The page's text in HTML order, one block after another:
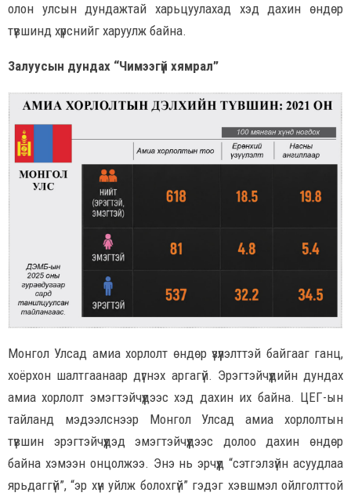
олон улсын дундажтай харьцуулахад хэд дахин өндөр
түвшинд хүрснийг харуулж байна.
Залуусын дундах “Чимээгүй хямрал”
Монгол Улсад амиа хорлолт өндөр үзүүлэлттэй байгааг ганц,
хоёрхон шалтгаанаар дүгнэх аргагүй. Эрэгтэйчүүдийн дундах
амиа хорлолт эмэгтэйчүүдээс хэд дахин их байна. ЦЕГ-ын
тайланд мэдээлснээр Монгол Улсад амиа хорлолтын
түвшин эрэгтэйчүүдэд эмэгтэйчүүдээс долоо дахин өндөр
байна хэмээн онцолжээ. Энэ нь эрчүүд “сэтгэлзүйн асуудлаа
ярьдаггүй”, “эр хүн уйлж болохгүй” гэдэг хэвшмэл ойлголттой